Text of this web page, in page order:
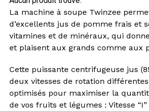
La machine à soupe Twinzee
d’excellents jus de pomme frais et
vitamines et de minéraux, qui
et plaisent aux grands comme aux
Cette puissante centrifugeuse jus
deux vitesses de rotation
optimisés pour maximiser la
de vos fruits et légumes : Vitesse